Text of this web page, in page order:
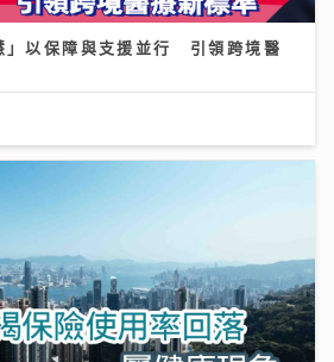
」以保障與支援並行 引領跨境醫